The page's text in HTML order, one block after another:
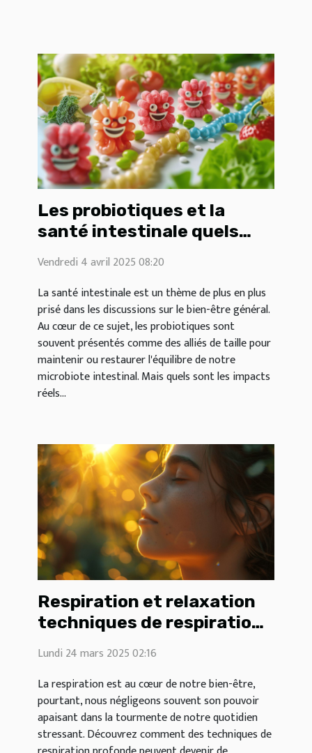
Les probiotiques et la
santé intestinale quels
impacts réels
Vendredi 4 avril 2025 08:20
La santé intestinale est un thème de plus en plus
prisé dans les discussions sur le bien-être général.
Au cœur de ce sujet, les probiotiques sont
souvent présentés comme des alliés de taille pour
maintenir ou restaurer l'équilibre de notre
microbiote intestinal. Mais quels sont les impacts
réels...
Respiration et relaxation
techniques de respiration
Lundi 24 mars 2025 02:16
La respiration est au cœur de notre bien-être,
pourtant, nous négligeons souvent son pouvoir
apaisant dans la tourmente de notre quotidien
stressant. Découvrez comment des techniques de